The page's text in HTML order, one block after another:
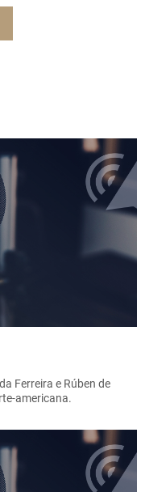
Ferreira e Rúben de
americana.